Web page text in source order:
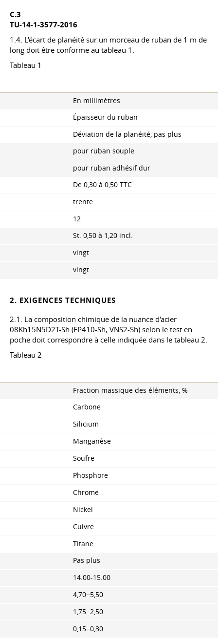
C.3
TU-14-1-3577-2016
1.4. L'écart de planéité sur un morceau de ruban de 1 m de
long doit être conforme au tableau 1.
Tableau 1
En millimètres
Épaisseur du ruban
Déviation de la planéité, pas plus
pour ruban souple
pour ruban adhésif dur
De 0,30 à 0,50 TTC
trente
12
St. 0,50 à 1,20 incl.
vingt
vingt
2. EXIGENCES TECHNIQUES
2.1. La composition chimique de la nuance d'acier
08Kh15N5D2T-Sh (EP410-Sh, VNS2-Sh) selon le test en
poche doit correspondre à celle indiquée dans le tableau 2.
Tableau 2
Fraction massique des éléments, %
Carbone
Silicium
Manganèse
Soufre
Phosphore
Chrome
Nickel
Cuivre
Titane
Pas plus
14.00-15.00
4,70−5,50
1,75−2,50
0,15−0,30